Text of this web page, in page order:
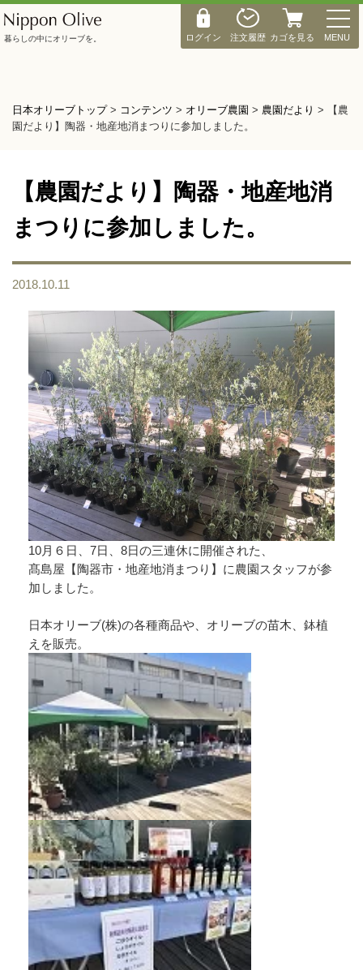
ログイン 注文履歴 カゴを見る
M
E
N
MENU
暮らしの中にオリーブを。
日本オリーブトップ> コンテンツ > オリーブ農園 > 農園だより >
【農
園だより】陶器・地産地消まつりに参加しました。
【農園だより】陶器・地産地消
まつりに参加しました。
2018.10.11
10月６日、7日、8日の三連休に開催された、
髙島屋【陶器市・地産地消まつり】に農園スタッフが参
加しました。
日本オリーブ(株)の各種商品や、オリーブの苗木、鉢植
えを販売。